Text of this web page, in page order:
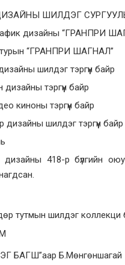
ШИЛДЭГ
дизайны “ГРАНПРИ
“ГРАНПРИ ШАГНАЛ”
шилдэг тэргүүн байр
тэргүүн байр
киноны тэргүүн байр
шилдэг тэргүүн байр
дизайны 418-р бүлгийн
тутмын шилдэг коллекци
БАГШ”аар Б.Мөнгөншагай